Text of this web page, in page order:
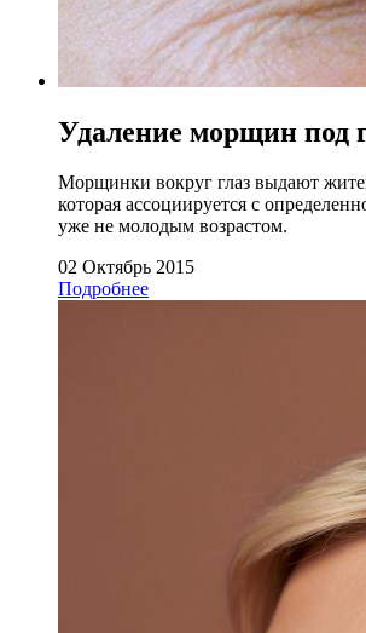
Удаление морщин под
Морщинки вокруг глаз выдают
которая ассоциируется с
уже не молодым возрастом.
02 Октябрь 2015
Подробнее